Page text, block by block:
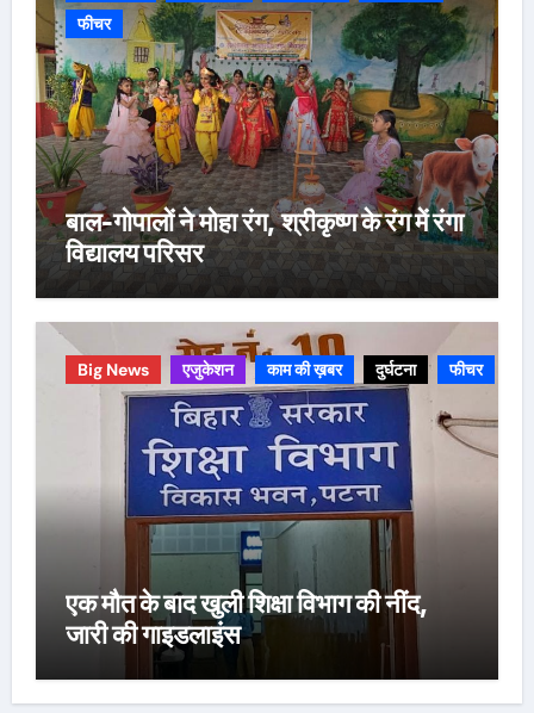
फीचर
बाल-गोपालों ने मोहा रंग, श्रीकृष्ण के रंग में रंगा
विद्यालय परिसर
Big News एजुकेशन काम की ख़बर दुर्घटना फीचर
एक मौत के बाद खुली शिक्षा विभाग की नींद,
जारी की गाइडलाइंस